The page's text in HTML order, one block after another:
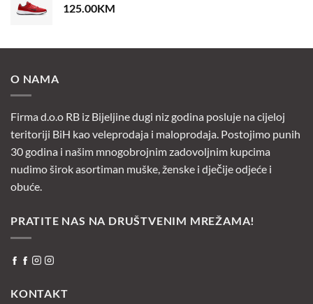
125.00KM
O NAMA
Firma d.o.o RB iz Bijeljine dugi niz godina posluje na cijeloj
teritoriji BiH kao veleprodaja i maloprodaja. Postojimo punih
30 godina i našim mnogobrojnim zadovoljnim kupcima
nudimo širok asortiman muške, ženske i dječije odjeće i
obuće.
PRATITE NAS NA DRUŠTVENIM MREŽAMA!
KONTAKT